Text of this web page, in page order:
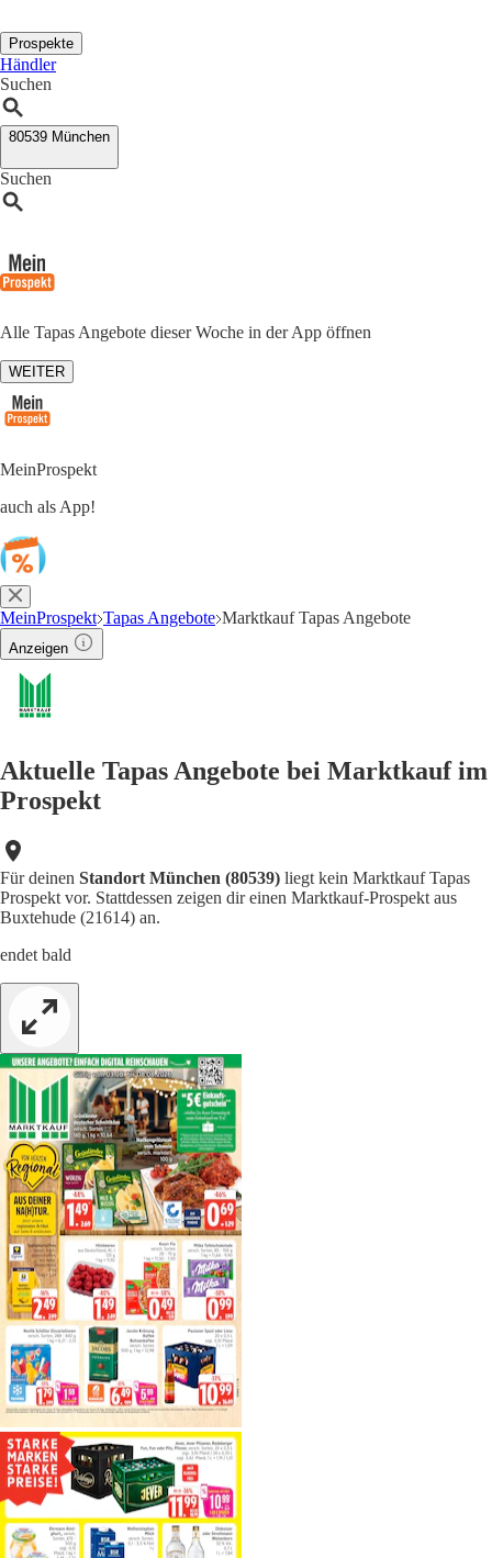
Prospekte
Händler
Suchen
80539 München
Suchen
Alle Tapas Angebote dieser Woche in der App öffnen
WEITER
MeinProspekt
auch als App!
MeinProspekt Tapas Angebote Marktkauf Tapas Angebote
Anzeigen
Aktuelle Tapas Angebote bei Marktkauf im
Prospekt
Für deinen Standort München (80539) liegt kein Marktkauf Tapas
Prospekt vor. Stattdessen zeigen dir einen Marktkauf-Prospekt aus
Buxtehude (21614) an.
endet bald